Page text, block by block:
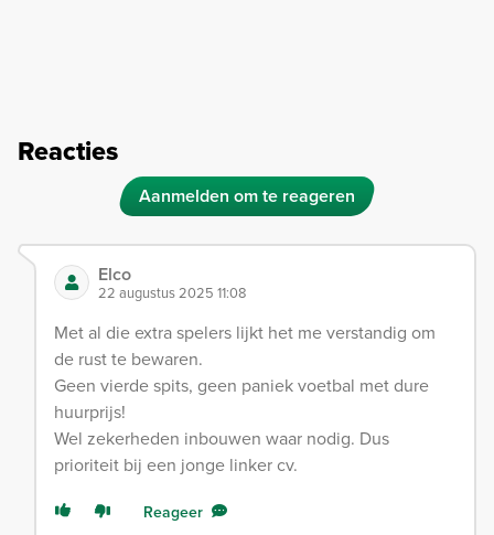
Reacties
Aanmelden om te reageren
Elco
22 augustus 2025 11:08
Met al die extra spelers lijkt het me verstandig om
de rust te bewaren.
Geen vierde spits, geen paniek voetbal met dure
huurprijs!
Wel zekerheden inbouwen waar nodig. Dus
prioriteit bij een jonge linker cv.
Reageer